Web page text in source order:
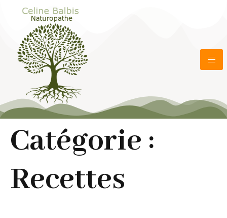
Catégorie :
Recettes